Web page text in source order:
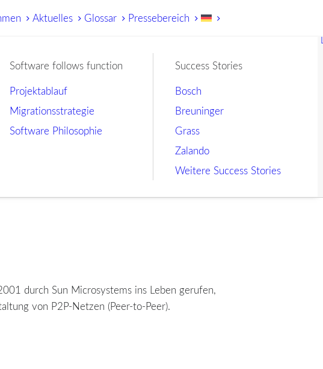
Aktuelles Glossar Pressebereich
Software follows function
Projektablauf
Migrationsstrategie
Software Philosophie
Success Stories
Bosch
Breuninger
Grass
Zalando
Weitere Success Stories
durch Sun Microsystems ins Leben gerufen,
von P2P-Netzen (Peer-to-Peer).